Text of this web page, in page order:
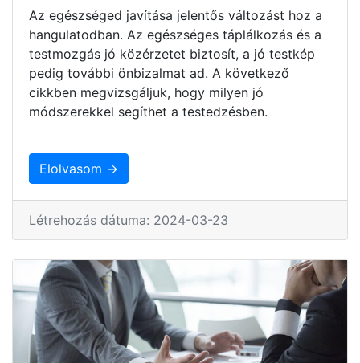
Az egészséged javítása jelentős változást hoz a
hangulatodban. Az egészséges táplálkozás és a
testmozgás jó közérzetet biztosít, a jó testkép
pedig további önbizalmat ad. A következő
cikkben megvizsgáljuk, hogy milyen jó
módszerekkel segíthet a testedzésben.
Elolvasom →
Létrehozás dátuma: 2024-03-23